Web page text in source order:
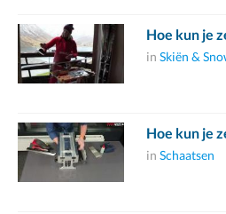
Hoe kun je
in Skiën &
Hoe kun je
in Schaatsen